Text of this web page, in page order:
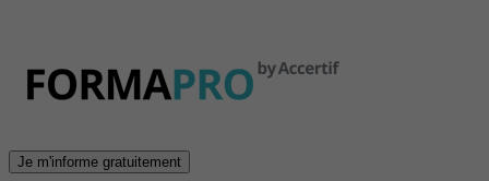
Je m'informe gratuitement